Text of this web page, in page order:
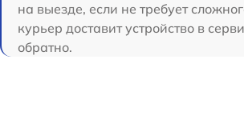
на выезде, если не требует
курьер доставит устройство в
обратно.